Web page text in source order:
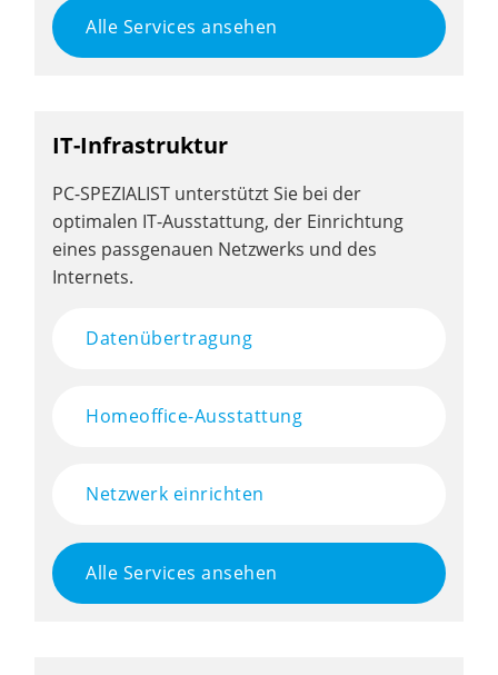
Alle Services ansehen
IT-Infrastruktur
PC-SPEZIALIST unterstützt Sie bei der
optimalen IT-Ausstattung, der Einrichtung
eines passgenauen Netzwerks und des
Internets.
Datenübertragung
Homeoffice-Ausstattung
Netzwerk einrichten
Alle Services ansehen